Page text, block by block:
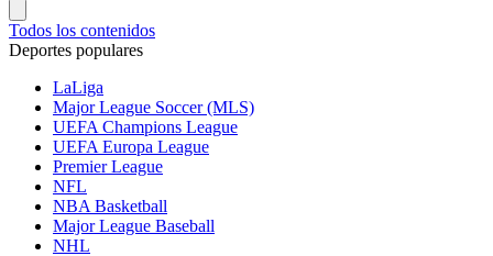
Todos los contenidos
Deportes populares
LaLiga
Major League Soccer (MLS)
UEFA Champions League
UEFA Europa League
Premier League
NFL
NBA Basketball
Major League Baseball
NHL